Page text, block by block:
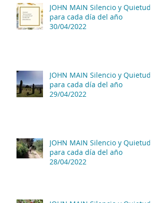
JOHN MAIN Silencio y Quietud
para cada día del año
30/04/2022
JOHN MAIN Silencio y Quietud
para cada día del año
29/04/2022
JOHN MAIN Silencio y Quietud
para cada día del año
28/04/2022